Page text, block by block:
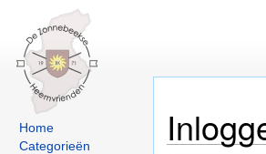
Home
Categorieën